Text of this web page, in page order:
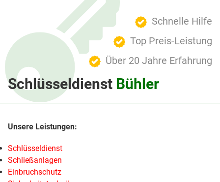
Schnelle Hilfe
Top Preis-Leistung
Über 20 Jahre Erfahrung
Schlüsseldienst Bühler
Schlüsseldienst
Schließanlagen
Einbruchschutz